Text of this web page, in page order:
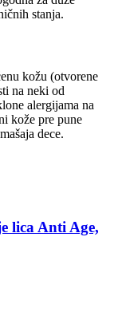
stanja.
kožu (otvorene
na neki od
alergijama na
kože pre pune
dece.
lica Anti Age,